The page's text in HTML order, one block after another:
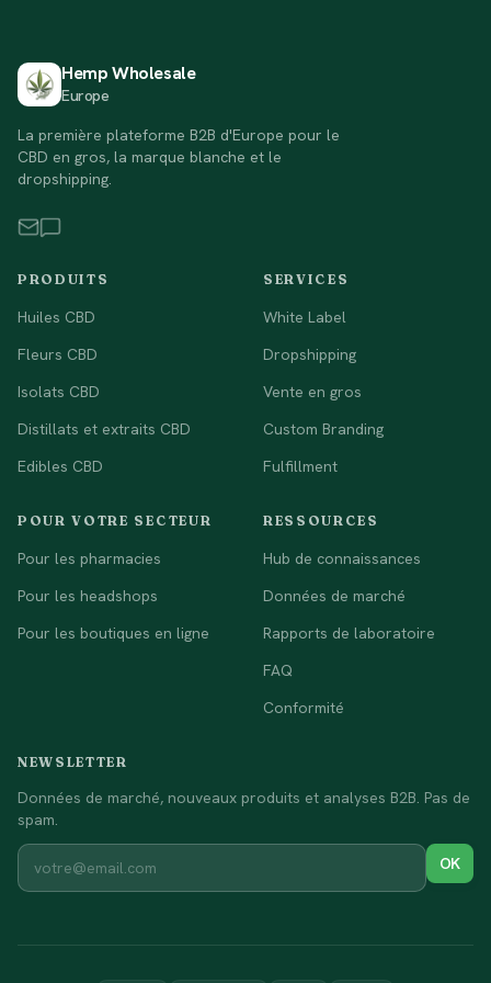
Hemp Wholesale
Europe
La première plateforme B2B d'Europe pour le
CBD en gros, la marque blanche et le
dropshipping.
PRODUITS
Huiles CBD
Fleurs CBD
Isolats CBD
Distillats et extraits CBD
Edibles CBD
SERVICES
White Label
Dropshipping
Vente en gros
Custom Branding
Fulfillment
POUR VOTRE SECTEUR
Pour les pharmacies
Pour les headshops
Pour les boutiques en ligne
RESSOURCES
Hub de connaissances
Données de marché
Rapports de laboratoire
FAQ
Conformité
NEWSLETTER
Données de marché, nouveaux produits et analyses B2B. Pas de
spam.
OK